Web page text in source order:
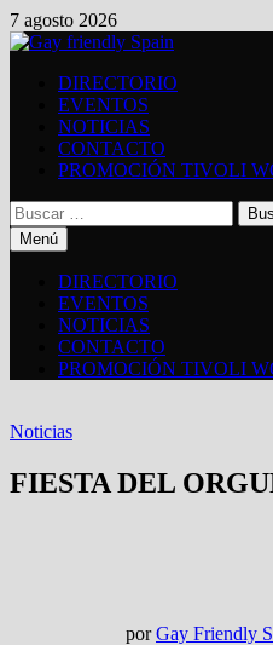
Saltar
al
7 agosto 2026
DIRECTORIO
EVENTOS
NOTICIAS
CONTACTO
PROMOCIÓN TIVOLI
Buscar:
Menú
DIRECTORIO
EVENTOS
NOTICIAS
CONTACTO
PROMOCIÓN TIVOLI
Noticias
FIESTA DEL
porGay Friendly